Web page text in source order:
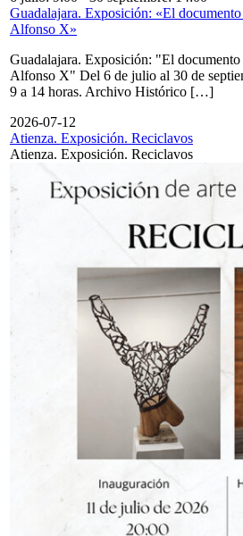
Guadalajara. Exposición: «El
Alfonso X»
Guadalajara. Exposición: "El
Alfonso X" Del 6 de julio al 30 de
9 a 14 horas. Archivo Histórico […]
2026-07-12
Atienza. Exposición. Reciclavos
Atienza. Exposición. Reciclavos